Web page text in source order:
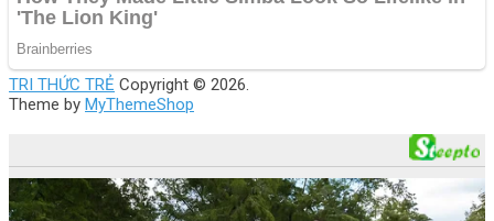
TRI THỨC TRẺ Copyright © 2026.
Theme by MyThemeShop